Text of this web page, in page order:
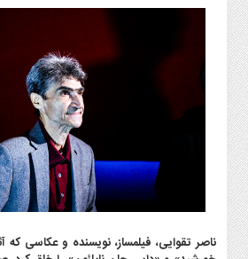
و
شهری
گاز
و
پتروشیمی
و
خودرو
آپ
ناصر تقوایی، فیلمساز، نویسنده و عکاسی که